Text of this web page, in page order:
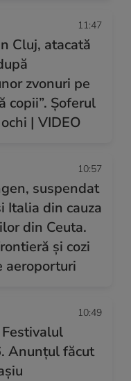
11:47
Cluj, atacată
zvonuri pe
copii”. Șoferul
| VIDEO
10:57
suspendat
Italia din cauza
din Ceuta.
și cozi
aeroporturi
10:49
Anunțul făcut